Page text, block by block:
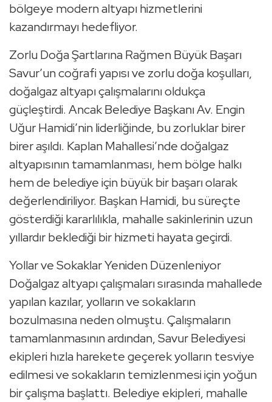
bölgeye modern altyapı hizmetlerini
kazandırmayı hedefliyor.
Zorlu Doğa Şartlarına Rağmen Büyük Başarı
Savur’un coğrafi yapısı ve zorlu doğa koşulları,
doğalgaz altyapı çalışmalarını oldukça
güçleştirdi. Ancak Belediye Başkanı Av. Engin
Uğur Hamidi’nin liderliğinde, bu zorluklar birer
birer aşıldı. Kaplan Mahallesi’nde doğalgaz
altyapısının tamamlanması, hem bölge halkı
hem de belediye için büyük bir başarı olarak
değerlendiriliyor. Başkan Hamidi, bu süreçte
gösterdiği kararlılıkla, mahalle sakinlerinin uzun
yıllardır beklediği bir hizmeti hayata geçirdi.
Yollar ve Sokaklar Yeniden Düzenleniyor
Doğalgaz altyapı çalışmaları sırasında mahallede
yapılan kazılar, yolların ve sokakların
bozulmasına neden olmuştu. Çalışmaların
tamamlanmasının ardından, Savur Belediyesi
ekipleri hızla harekete geçerek yolların tesviye
edilmesi ve sokakların temizlenmesi için yoğun
bir çalışma başlattı. Belediye ekipleri, mahalle